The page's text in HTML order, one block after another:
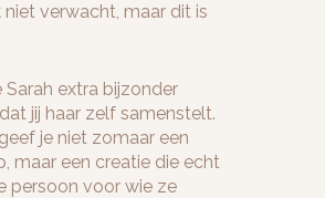
niet verwacht, maar dit is
extra bijzonder
jij haar zelf samenstelt.
je niet zomaar een
maar een creatie die echt
persoon voor wie ze